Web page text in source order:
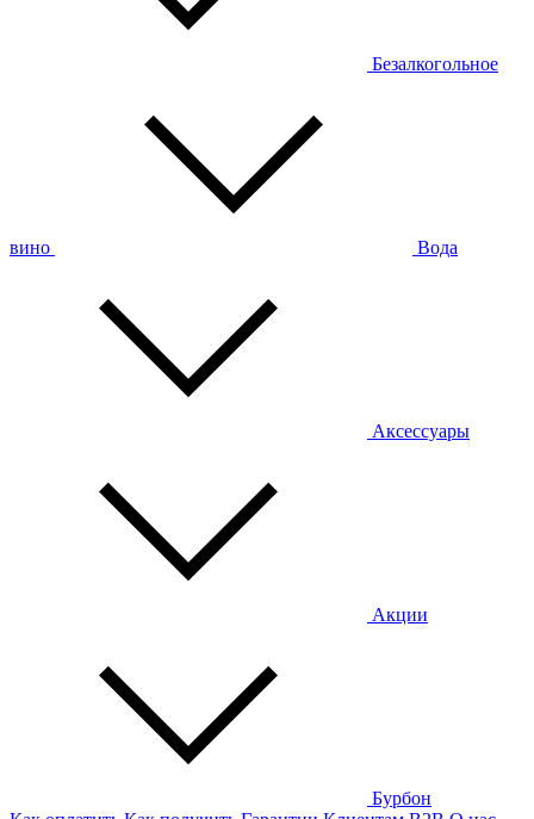
Безалкогольное
вино Вода
Аксессуары
Акции
Бурбон